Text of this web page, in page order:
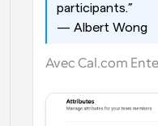
participants.”
— Albert Wong
Avec Cal.com